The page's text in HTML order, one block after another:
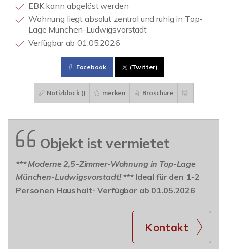
EBK kann abgelöst werden
Wohnung liegt absolut zentral und ruhig in Top-
Lage München-Ludwigsvorstadt
Verfügbar ab 01.05.2026
Facebook (Twitter)
Notizblock () merken Broschüre
Objekt ist vermietet
*** Moderne 2,5-Zimmer-Wohnung in Top-Lage
München-Ludwigsvorstadt! *** Ideal für den 1-2
Personen Haushalt- Verfügbar ab 01.05.2026
Kontakt